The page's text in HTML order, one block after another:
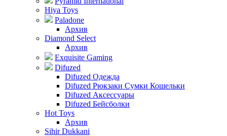
Hiya Toys
Paladone
Архив
Diamond Select
Архив
Exquisite Gaming
Difuzed
Difuzed Одежда
Difuzed Рюкзаки Сумки Кошельки
Difuzed Аксессуары
Difuzed Бейсболки
Hot Toys
Архив
Sihir Dukkani